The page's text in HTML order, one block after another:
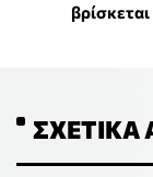
ΣΧΕΤΙΚΆ